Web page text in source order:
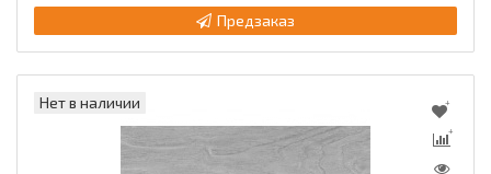
Предзаказ
Нет в наличии